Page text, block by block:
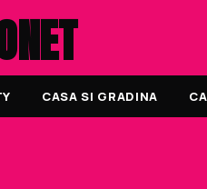
CASA SI GRADINA